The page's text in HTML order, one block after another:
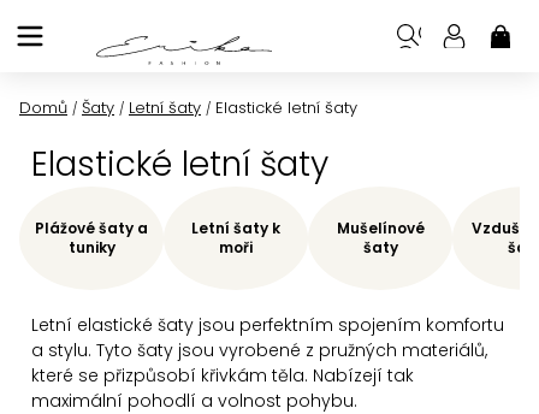
na
Domů / Šaty / Letní šaty / Elastické letní šaty
Elastické letní šaty
Letní elastické šaty jsou perfektním spojením komfortu
a stylu. Tyto šaty jsou vyrobené z pružných materiálů,
které se přizpůsobí křivkám těla. Nabízejí tak
maximální pohodlí a volnost pohybu.
Plážové šaty a
tuniky
Letní šaty k
moři
Mušelínové
šaty